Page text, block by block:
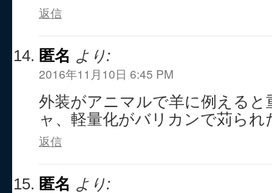
返信
匿名 より:
2016年11月10日 6:45 PM
外装がアニマルで羊に例える
ャ、軽量化がバリカンで苅られ
返信
匿名 より: